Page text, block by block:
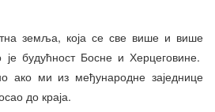
земља, која се све више и више
будућност Босне и Херцеговине.
ако ми из међународне заједнице
до краја.